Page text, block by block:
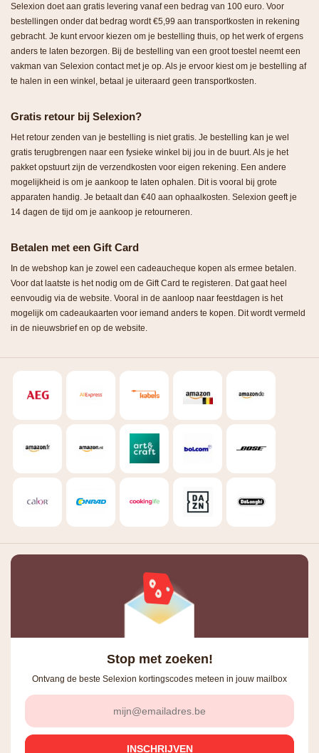
Selexion doet aan gratis levering vanaf een bedrag van 100 euro. Voor
bestellingen onder dat bedrag wordt €5,99 aan transportkosten in rekening
gebracht. Je kunt ervoor kiezen om je bestelling thuis, op het werk of ergens
anders te laten bezorgen. Bij de bestelling van een groot toestel neemt een
vakman van Selexion contact met je op. Als je ervoor kiest om je bestelling af
te halen in een winkel, betaal je uiteraard geen transportkosten.
Gratis retour bij Selexion?
Het retour zenden van je bestelling is niet gratis. Je bestelling kan je wel
gratis terugbrengen naar een fysieke winkel bij jou in de buurt. Als je het
pakket opstuurt zijn de verzendkosten voor eigen rekening. Een andere
mogelijkheid is om je aankoop te laten ophalen. Dit is vooral bij grote
apparaten handig. Je betaalt dan €40 aan ophaalkosten. Selexion geeft je
14 dagen de tijd om je aankoop je retourneren.
Betalen met een Gift Card
In de webshop kan je zowel een cadeaucheque kopen als ermee betalen.
Voor dat laatste is het nodig om de Gift Card te registeren. Dat gaat heel
eenvoudig via de website. Vooral in de aanloop naar feestdagen is het
mogelijk om cadeaukaarten voor iemand anders te kopen. Dit wordt vermeld
in de nieuwsbrief en op de website.
Stop met zoeken!
Ontvang de beste Selexion kortingscodes meteen in jouw mailbox